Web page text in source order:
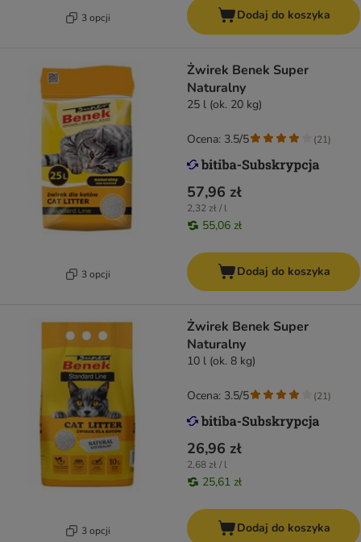
3 opcji Dodaj do koszyka
3 opcji
Żwirek Benek Super
Naturalny
25 l (ok. 20 kg)
57,96 zł
2,32 zł / l
55,06 zł
Ocena: 3.5/5 (21)
Dodaj do koszyka
3 opcji
Żwirek Benek Super
Naturalny
10 l (ok. 8 kg)
26,96 zł
2,68 zł / l
25,61 zł
Ocena: 3.5/5 (21)
Dodaj do koszyka